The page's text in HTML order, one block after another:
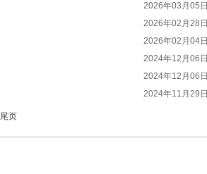
2026年03月05日
2026年02月28日
2026年02月04日
2024年12月06日
2024年12月06日
2024年11月29日
尾页